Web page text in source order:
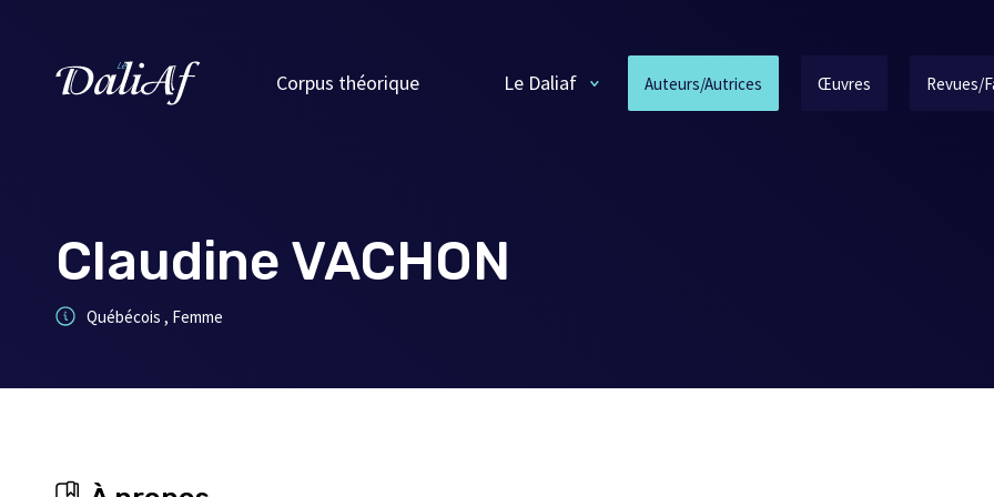
Corpus théorique Le Daliaf Auteurs/Autrices Œuvres Revues/
Claudine VACHON
Québécois , Femme